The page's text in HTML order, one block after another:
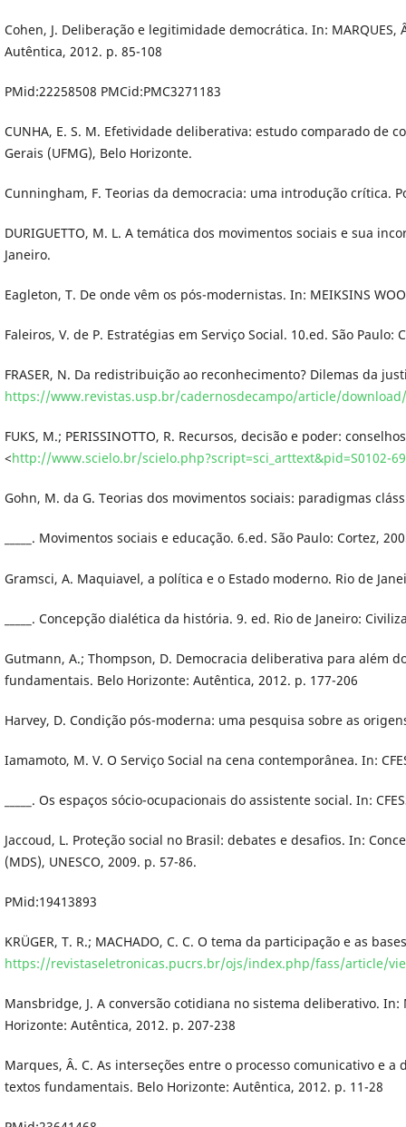
Cohen, J. Deliberação e legitimidade democrática. In:
Autêntica, 2012. p. 85-108
PMid:22258508 PMCid:PMC3271183
CUNHA, E. S. M. Efetividade deliberativa: estudo comparado de
Gerais (UFMG), Belo Horizonte.
Cunningham, F. Teorias da democracia: uma introdução crítica.
DURIGUETTO, M. L. A temática dos movimentos sociais e sua
Janeiro.
Eagleton, T. De onde vêm os pós-modernistas. In: MEIKSINS
Faleiros, V. de P. Estratégias em Serviço Social. 10.ed. São Paulo:
FRASER, N. Da redistribuição ao reconhecimento? Dilemas da
https://www.revistas.usp.br/cadernosdecampo/article/
FUKS, M.; PERISSINOTTO, R. Recursos, decisão e poder:
<http://www.scielo.br/scielo.php?script=sci_arttext&pid=S0102-
Gohn, M. da G. Teorias dos movimentos sociais: paradigmas
_____. Movimentos sociais e educação. 6.ed. São Paulo: Cortez,
Gramsci, A. Maquiavel, a política e o Estado moderno. Rio de
_____. Concepção dialética da história. 9. ed. Rio de Janeiro:
Gutmann, A.; Thompson, D. Democracia deliberativa para além
fundamentais. Belo Horizonte: Autêntica, 2012. p. 177-206
Harvey, D. Condição pós-moderna: uma pesquisa sobre as
Iamamoto, M. V. O Serviço Social na cena contemporânea. In:
_____. Os espaços sócio-ocupacionais do assistente social. In:
Jaccoud, L. Proteção social no Brasil: debates e desafios. In:
(MDS), UNESCO, 2009. p. 57-86.
PMid:19413893
KRÜGER, T. R.; MACHADO, C. C. O tema da participação e as
https://revistaseletronicas.pucrs.br/ojs/index.php/fass/article/
Mansbridge, J. A conversão cotidiana no sistema deliberativo.
Horizonte: Autêntica, 2012. p. 207-238
Marques, Â. C. As interseções entre o processo comunicativo e
textos fundamentais. Belo Horizonte: Autêntica, 2012. p. 11-28